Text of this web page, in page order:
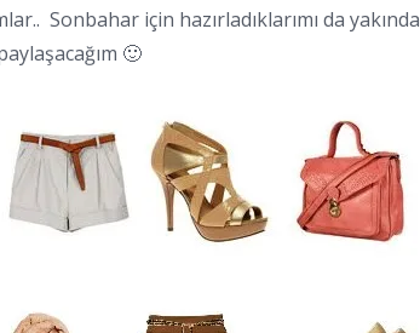
Sonbahar için hazırladıklarımı da yakında
🙂